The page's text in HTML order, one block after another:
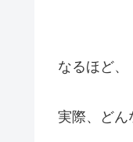
なるほど、
実際、どん